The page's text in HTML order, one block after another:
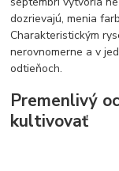
dozrievajú, menia
Charakteristickým
nerovnomerne a v
odtieňoch.
Premenlivý
kultivovať